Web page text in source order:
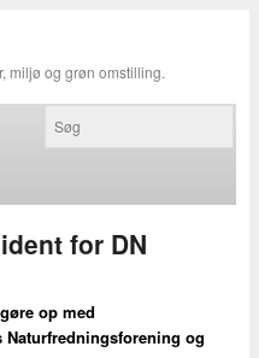
miljø og grøn omstilling.
for DN
op med
Naturfredningsforening og